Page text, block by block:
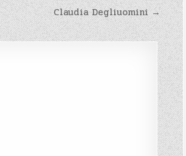
Claudia Degliuomini →